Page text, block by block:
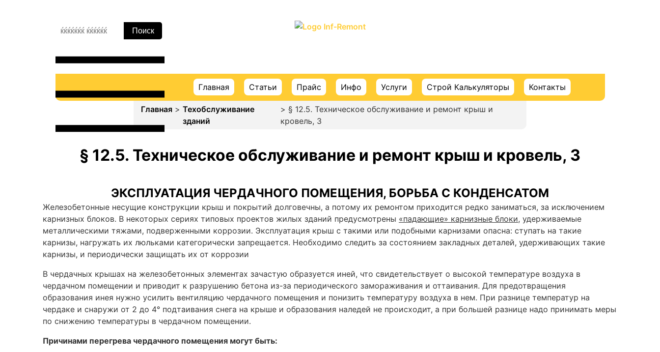
Главная Статьи Прайс Инфо Услуги Строй Калькуляторы Контакты
Главная > Техобслуживание
зданий
> § 12.5. Техническое обслуживание и ремонт крыш и
кровель, 3
§ 12.5. Техническое обслуживание и ремонт крыш и кровель, 3
ЭКСПЛУАТАЦИЯ ЧЕРДАЧНОГО ПОМЕЩЕНИЯ, БОРЬБА С КОНДЕНСАТОМ
Железобетонные несущие конструкции крыш и покрытий долговечны, а потому их ремонтом приходится редко заниматься, за исключением
карнизных блоков. В некоторых сериях типовых проектов жилых зданий предусмотрены «падающие» карнизные блоки, удерживаемые
металлическими тяжами, подверженными коррозии. Эксплуатация крыш с такими или подобными карнизами опасна: ступать на такие
карнизы, нагружать их люльками категорически запрещается. Необходимо следить за состоянием закладных деталей, удерживающих такие
карнизы, и периодически защищать их от коррозии
В чердачных крышах на железобетонных элементах зачастую образуется иней, что свидетельствует о высокой температуре воздуха в
чердачном помещении и приводит к разрушению бетона из-за периодического замораживания и оттаивания. Для предотвращения
образования инея нужно усилить вентиляцию чердачного помещения и понизить температуру воздуха в нем. При разнице температур на
чердаке и снаружи от 2 до 4° подтаивания снега на крыше и образования наледей не происходит, а при большей разнице надо принимать меры
по снижению температуры в чердачном помещении.
Причинами перегрева чердачного помещения могут быть: